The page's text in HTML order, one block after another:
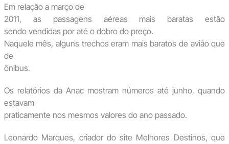
Em relação a março de
2011, as passagens aéreas mais baratas estão
sendo vendidas por até o dobro do preço.
Naquele mês, alguns trechos eram mais baratos de avião que
de
ônibus.
Os relatórios da Anac mostram números até junho, quando
estavam
praticamente nos mesmos valores do ano passado.
Leonardo Marques, criador do site Melhores Destinos, que